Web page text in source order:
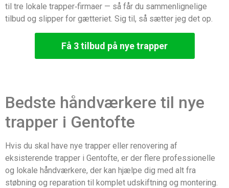
til tre lokale trapper‑firmaer — så får du sammenlignelige
tilbud og slipper for gætteriet. Sig til, så sætter jeg det op.
Få 3 tilbud på nye trapper
Bedste håndværkere til nye
trapper i Gentofte
Hvis du skal have nye trapper eller renovering af
eksisterende trapper i Gentofte, er der flere professionelle
og lokale håndværkere, der kan hjælpe dig med alt fra
støbning og reparation til komplet udskiftning og montering.